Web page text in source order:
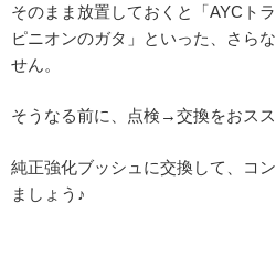
そのまま放置しておくと「AYCト
ピニオンのガタ」といった、さら
せん。
そうなる前に、点検→交換をおス
純正強化ブッシュに交換して、コ
ましょう♪